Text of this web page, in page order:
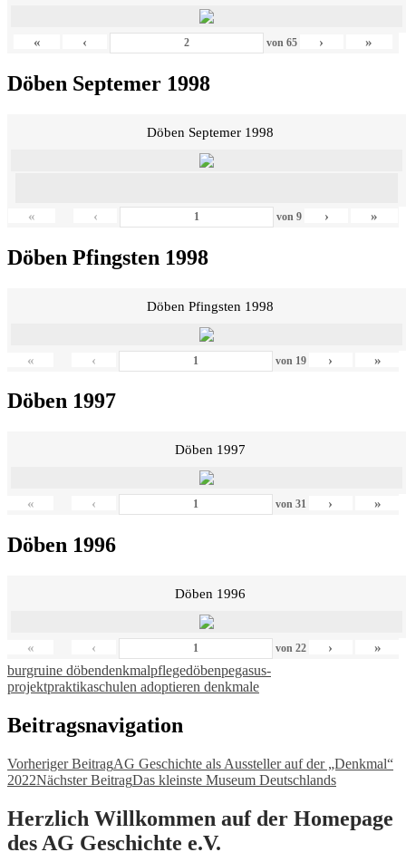
« ‹ von 65 › »
Döben Septemer 1998
Döben Septemer 1998
« ‹ von9 › »
Döben Pfingsten 1998
Döben Pfingsten 1998
« ‹ von 19 › »
Döben 1997
Döben 1997
« ‹ von 31 › »
Döben 1996
Döben 1996
« ‹ von 22 › »
burgruine döbendenkmalpflegedöbenpegasus-
projektpraktikaschulen adoptieren denkmale
Beitragsnavigation
Vorheriger BeitragAG Geschichte als Aussteller auf der „Denkmal“
2022Nächster BeitragDas kleinste Museum Deutschlands
Herzlich Willkommen auf der Homepage
des AG Geschichte e.V.